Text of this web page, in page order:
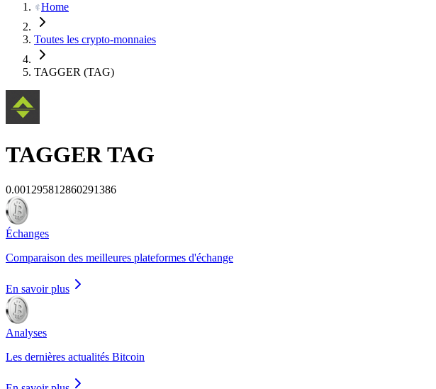
Home
Toutes les crypto-monnaies
TAGGER (TAG)
TAGGERTAG
0.001295812860291386
Échanges
Comparaison des meilleures plateformes d'échange
En savoir plus
Analyses
Les dernières actualités Bitcoin